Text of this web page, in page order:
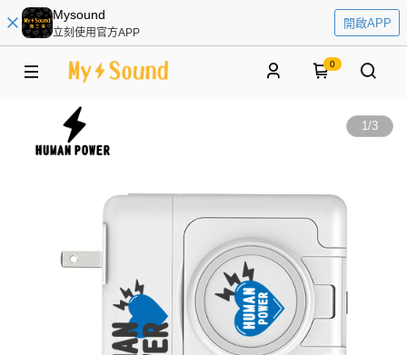
Mysound
立刻使用官方APP
開啟APP
0
1/3